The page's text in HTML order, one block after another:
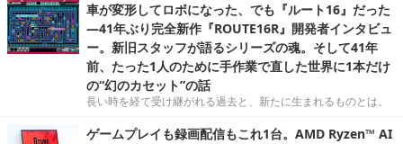
車が変形してロボになった、でも『ルート16』だった
―41年ぶり完全新作『ROUTE16R』開発者インタビュ
ー。新旧スタッフが語るシリーズの魂。そして41年
前、たった1人のために手作業で直した世界に1本だけ
の“幻のカセット”の話
長い時を経て受け継がれる過去と、新たに生まれるものとは。
ゲームプレイも録画配信もこれ1台。AMD Ryzen™ AI